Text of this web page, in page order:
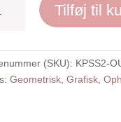
Tilføj til
(SKU): KPSS2-
Geometrisk ,Grafisk ,